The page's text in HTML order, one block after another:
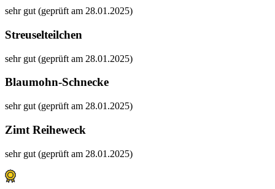
sehr gut (geprüft am 28.01.2025)
Streuselteilchen
sehr gut (geprüft am 28.01.2025)
Blaumohn-Schnecke
sehr gut (geprüft am 28.01.2025)
Zimt Reiheweck
sehr gut (geprüft am 28.01.2025)